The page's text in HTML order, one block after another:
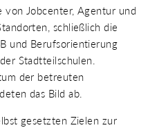
von Jobcenter, Agentur und
schließlich die
und Berufsorientierung
Stadtteilschulen.
der betreuten
das Bild ab.
gesetzten Zielen zur